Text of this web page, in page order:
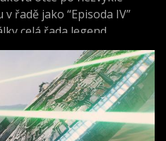
řadě jako “Episoda IV”
celá řada legend
je tatínek George Lucas
na to, jak komplikovaně
však naznačuje zcela jiný
Hvězdných válek, jak
je George Lucas